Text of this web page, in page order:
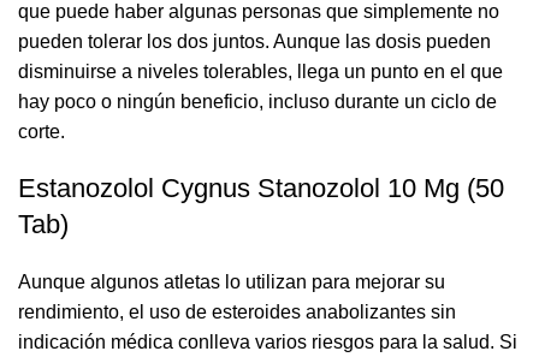
que puede haber algunas personas que simplemente no
pueden tolerar los dos juntos. Aunque las dosis pueden
disminuirse a niveles tolerables, llega un punto en el que
hay poco o ningún beneficio, incluso durante un ciclo de
corte.
Estanozolol Cygnus Stanozolol 10 Mg (50
Tab)
Aunque algunos atletas lo utilizan para mejorar su
rendimiento, el uso de esteroides anabolizantes sin
indicación médica conlleva varios riesgos para la salud. Si